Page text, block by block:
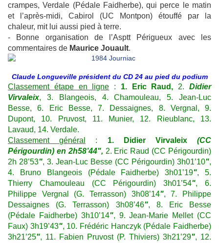
crampes, Verdale (Pédale Faidherbe), qui perce le matin
et l’après-midi, Cabirol (UC Montpon) étouffé par la
chaleur, mit lui aussi pied à terre.
- Bonne organisation de l’Asptt Périgueux avec les
commentaires de Maurice Jouault.
Claude Longueville président du CD 24 au pied du podium
Classement étape en ligne : 1. Eric Raud, 2.Didier
Virvaleix, 3. Blangeois, 4. Chamouleau, 5. Jean-Luc
Besse, 6. Eric Besse, 7. Dessaignes, 8. Vergnal, 9.
Dupont, 10. Pruvost, 11. Munier, 12. Rieublanc, 13.
Lavaud, 14. Verdale.
Classement général
: 1. Didier Virvaleix(CC
Périgourdin) en 2h58’44", 2. Eric Raud (CC Périgourdin)
2h 28’53", 3. Jean-Luc Besse (CC Périgourdin) 3h01’10",
4. Bruno Blangeois (Pédale Faidherbe) 3h01’19", 5.
Thierry Chamouleau (CC Périgourdin) 3h01’54", 6.
Philippe Vergnal (G. Terrasson) 3h08’14", 7. Philippe
Dessaignes (G. Terrasson) 3h08’46", 8. Eric Besse
(Pédale Faidherbe) 3h10’14", 9. Jean-Marie Mellet (CC
Faux) 3h19’43", 10. Frédéric Hanczyk (Pédale Faidherbe)
3h21’25", 11. Fabien Pruvost (P. Thiviers) 3h21’29", 12.